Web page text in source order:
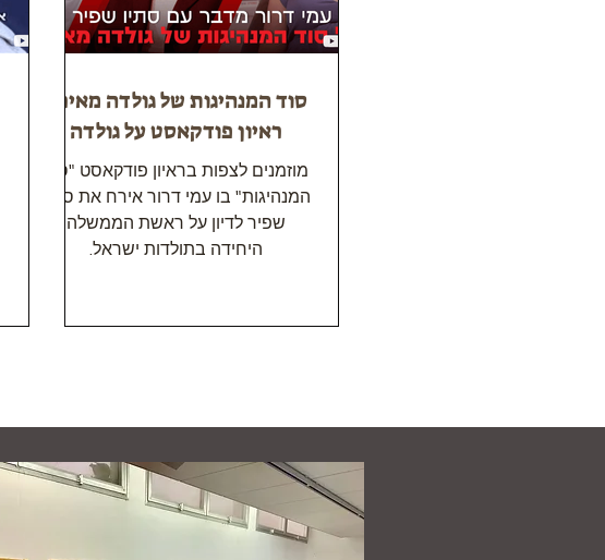
סוד המנהיגות של גולדה מאיר -
ראיון פודקאסט על גולדה
מוזמנים לצפות בראיון פודקאסט "סוד
המנהיגות" בו עמי דרור אירח את סתיו
שפיר לדיון על ראשת הממשלה
היחידה בתולדות ישראל.